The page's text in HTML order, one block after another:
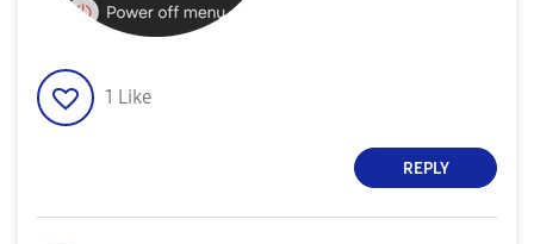
1 Like
REPLY